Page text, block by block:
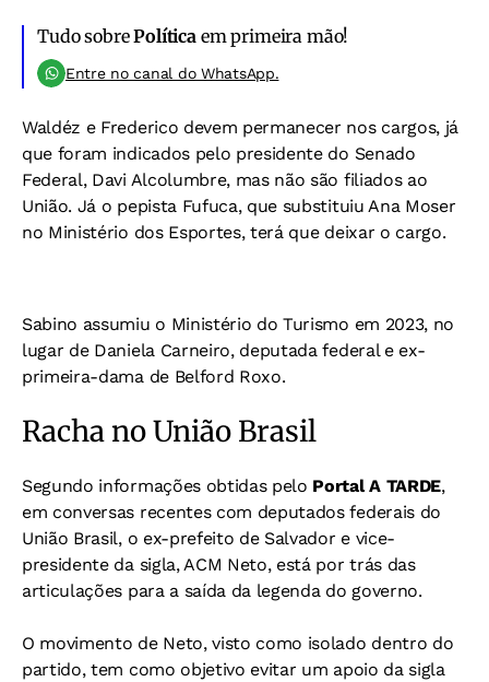
Tudo sobrePolíticaem primeira mão!
Entre no canal do WhatsApp.
Waldéz e Frederico devem permanecer nos cargos, já
que foram indicados pelo presidente do Senado
Federal, Davi Alcolumbre, mas não são filiados ao
União. Já o pepista Fufuca, que substituiu Ana Moser
no Ministério dos Esportes, terá que deixar o cargo.
Sabino assumiu o Ministério do Turismo em 2023, no
lugar de Daniela Carneiro, deputada federal e ex-
primeira-dama de Belford Roxo.
Racha no União Brasil
Segundo informações obtidas pelo Portal A TARDE,
em conversas recentes com deputados federais do
União Brasil, o ex-prefeito de Salvador e vice-
presidente da sigla, ACM Neto, está por trás das
articulações para a saída da legenda do governo.
O movimento de Neto, visto como isolado dentro do
partido, tem como objetivo evitar um apoio da sigla